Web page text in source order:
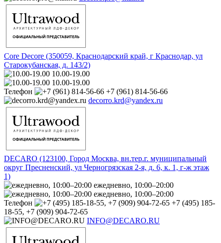
Core Decore (350059, Краснодарский край, г Краснодар, ул
Старокубанская, д. 143/2)
10.00-19.00
10.00-19.00
Телефон
+7 (961) 814-56-66
decorro.krd@yandex.ru
DECARO (123100, Город Москва, вн.тер.г. муниципальный
округ Пресненский, ул Черногрязская 2-я, д. 6, к. 1, г-ж этаж
1)
ежедневно, 10:00–20:00
ежедневно, 10:00–20:00
Телефон
+7 (495) 185-
18-55, +7 (909) 904-72-65
INFO@DECARO.RU